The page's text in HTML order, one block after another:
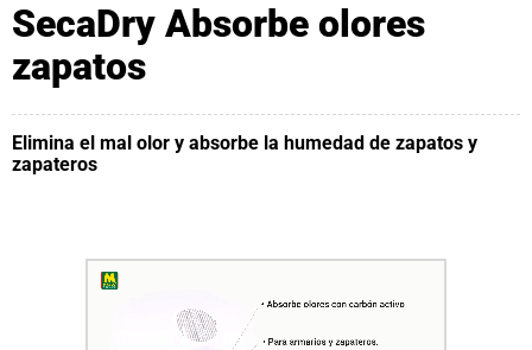
SecaDry Absorbe olores
zapatos
Elimina el mal olor y absorbe la humedad de zapatos y
zapateros